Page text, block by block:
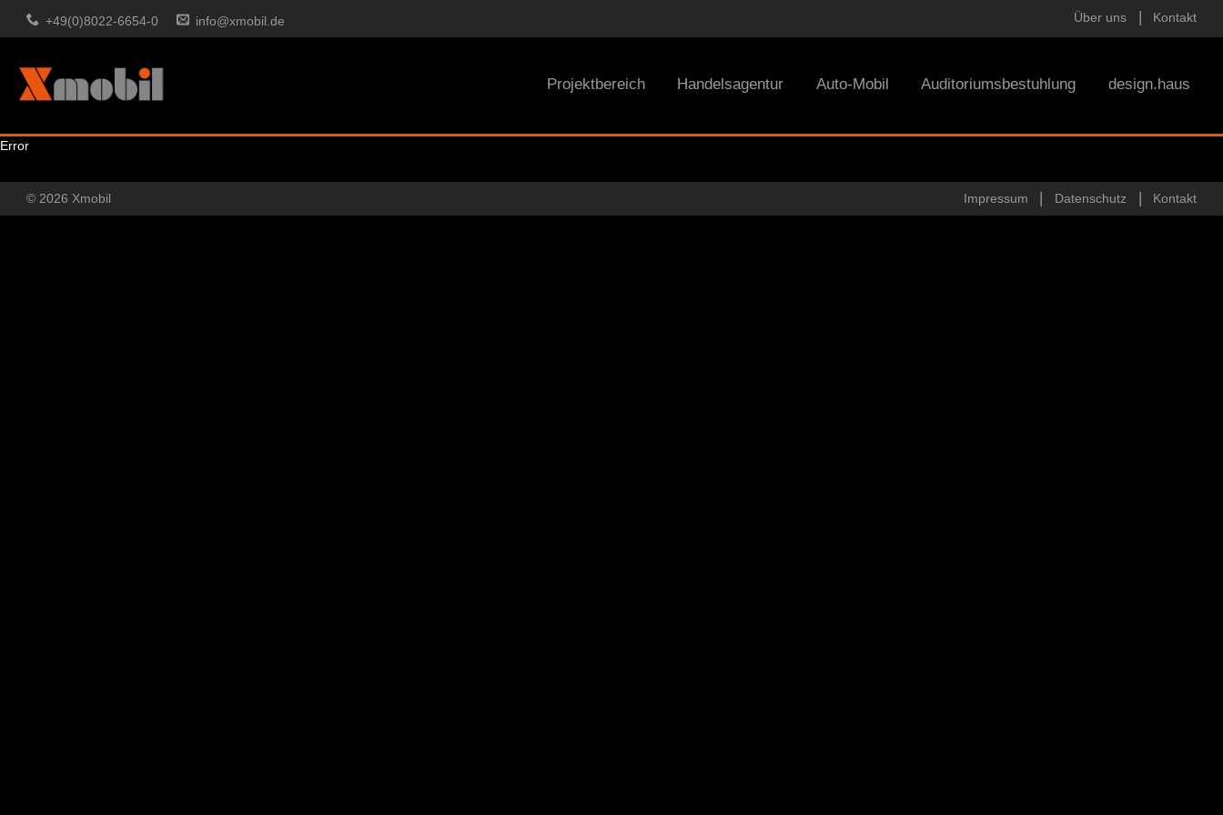
+49(0)8022-6654-0 info@xmobil.de Über uns Kontakt
Projektbereich Handelsagentur Auto-Mobil Auditoriumsbestuhlung design.haus
Error
© 2026 Xmobil Impressum Datenschutz Kontakt